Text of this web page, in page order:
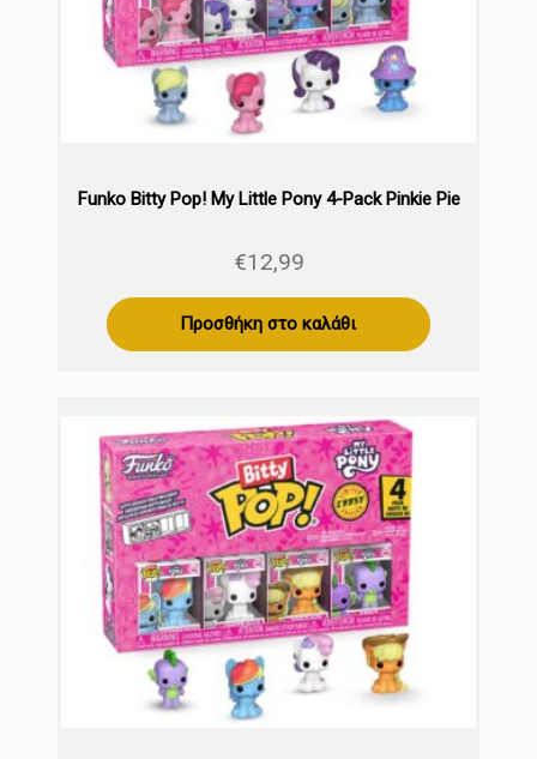
Funko Bitty Pop! My Little Pony 4-Pack Pinkie Pie
€12,99
Προσθήκη στο καλάθι